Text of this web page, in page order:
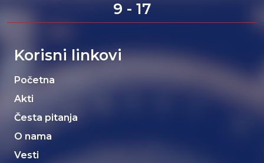
9 - 17
Korisni linkovi
Početna
Akti
Česta pitanja
O nama
Vesti